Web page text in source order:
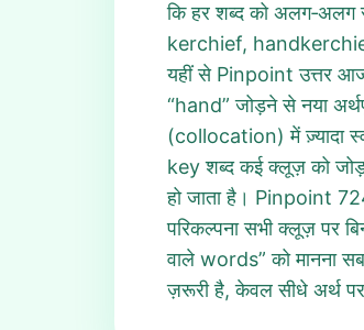
कि हर शब्द को
kerchief,
यहीं से Pinpoint उत्तर
“hand” जोड़ने से नया
(collocation) में ज़्यादा
key शब्द कई क्लूज़ को
हो जाता है। Pinpoint
परिकल्पना सभी क्लूज़ पर
वाले words” को मानना
ज़रूरी है, केवल सीधे अर्थ पर